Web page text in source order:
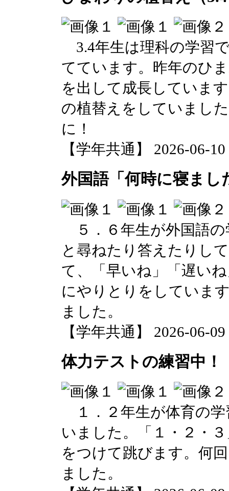
3.4年生は理科の学習
てています。昨年のひ
を出して成長していま
の植替えをしていまし
に！
【学年共通】 2026-06-
外国語「何時に寝まし
５．６年生が外国語の
と尋ねたり答えたりし
て、「早いね」「遅い
にやりとりをしていま
ました。
【学年共通】 2026-06-
体力テストの練習中！
１．２年生が体育の
いました。「１・２・
をつけて跳びます。何
ました。